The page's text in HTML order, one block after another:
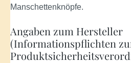
Manschettenknöpfe.
Angaben zum Hersteller
(Informationspflichten